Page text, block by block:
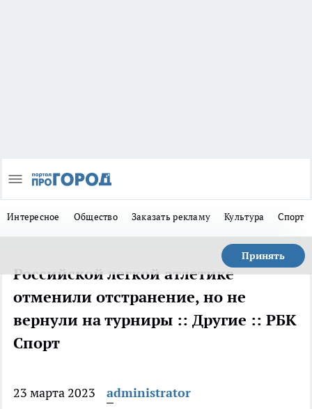
Интересное Общество Заказать рекламу Культура Спорт
Принять
Российской легкой атлетике
отменили отстранение, но не
вернули на турниры :: Другие :: РБК
Спорт
23 марта 2023
administrator